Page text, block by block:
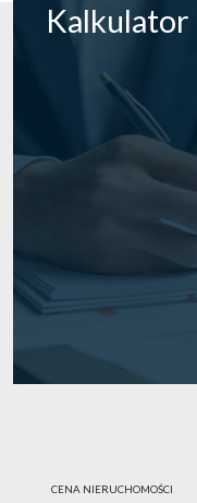
Kalkulator
CENA NIERUCHOMOŚCI